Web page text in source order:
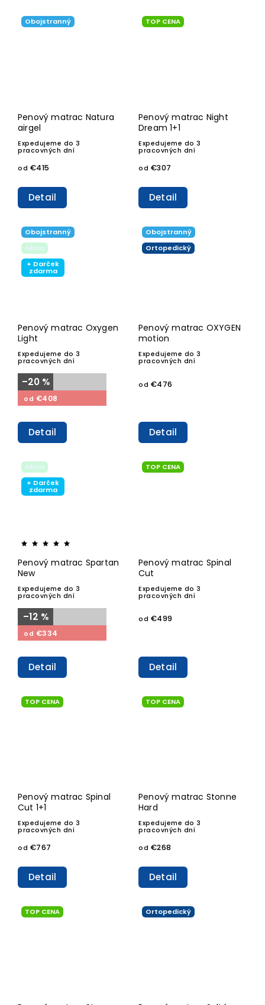
Obojstranný
Penový matrac Natura
airgel
Expedujeme do 3
pracovných dní
od €415
Detail
TOP CENA
Penový matrac Night
Dream 1+1
Expedujeme do 3
pracovných dní
od €307
Detail
Obojstranný
Akcia
+ Darček
zdarma
Penový matrac Oxygen
Light
Expedujeme do 3
pracovných dní
–20 %
od €408
Detail
Obojstranný
Ortopedický
Penový matrac OXYGEN
motion
Expedujeme do 3
pracovných dní
od €476
Detail
Akcia
+ Darček
zdarma
Penový matrac Spartan
New
Expedujeme do 3
pracovných dní
–12 %
od €334
Detail
TOP CENA
Penový matrac Spinal
Cut
Expedujeme do 3
pracovných dní
od €499
Detail
TOP CENA
Penový matrac Spinal
Cut 1+1
Expedujeme do 3
pracovných dní
od €767
Detail
TOP CENA
Penový matrac Stonne
Hard
Expedujeme do 3
pracovných dní
od €268
Detail
TOP CENA Ortopedický